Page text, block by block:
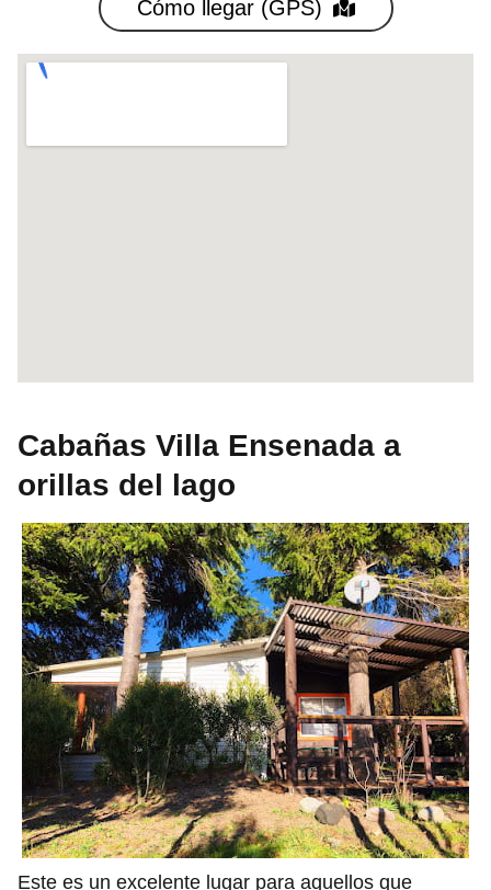
Cómo llegar (GPS)
Cabañas Villa Ensenada a
orillas del lago
Este es un excelente lugar para aquellos que